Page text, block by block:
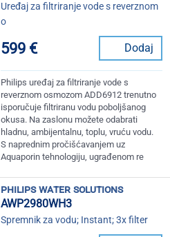
Uređaj za filtriranje vode s reverznom
o
599 € Dodaj
Philips uređaj za filtriranje vode s
reverznom osmozom ADD6912 trenutno
isporučuje filtriranu vodu poboljšanog
okusa. Na zaslonu možete odabrati
hladnu, ambijentalnu, toplu, vruću vodu.
S naprednim pročišćavanjem uz
Aquaporin tehnologiju, ugrađenom re
philips water solutions
AWP2980WH3
Spremnik za vodu; Instant; 3x filter